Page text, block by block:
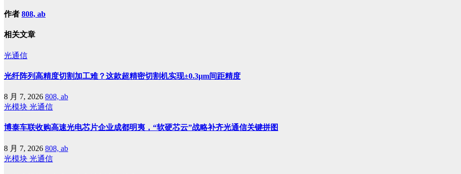
作者 808, ab
相关文章
光通信
光纤阵列高精度切割加工难？这款超精密切割机实现±0.3μm间距精度
8 月 7, 2026 808, ab
光模块 光通信
博泰车联收购高速光电芯片企业成都明夷，“软硬芯云”战略补齐光通信关键拼图
8 月 7, 2026 808, ab
光模块 光通信